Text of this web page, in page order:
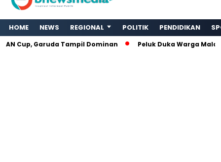
HOME NEWS REGIONAL POLITIK PENDIDIKAN
Cup, Garuda Tampil Dominan Peluk Duka Warga